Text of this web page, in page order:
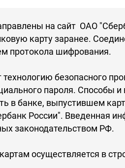
на сайт ОАО
карту заранее.
протокола шифрования.
безопасного
пароля. Способы
в банке, выпустившем
России". Введенная
законодательством РФ.
осуществляется в